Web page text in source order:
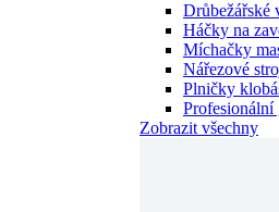
Drůbežářské
Háčky na
Míchačky
Nářezové
Plničky
Profesionální
Zobrazit všechny